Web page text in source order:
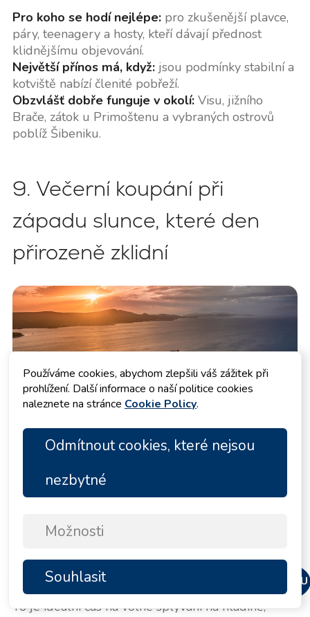
Pro koho se hodí nejlépe:pro zkušenější plavce,
páry, teenagery a hosty, kteří dávají přednost
klidnějšímu objevování.
Největší přínos má, když:jsou podmínky stabilní a
kotviště nabízí členité pobřeží.
Obzvlášť dobře funguje v okolí:Visu, jižního
Brače, zátok u Primoštenu a vybraných ostrovů
poblíž Šibeniku.
9. Večerní koupání při
západu slunce, které den
přirozeně zklidní
Pozdní odpoledne v Chorvatsku přináší na vodě
úplně jiné tempo. Vedro polevuje, světlo měkne a
proměňovat každou zastávku na koupání v další
jedním z nejkrásnějších okamžiků, kdy se znovu
vrátit do vody.
To je ideální čas na volné splývání na hladině,
NAHORU
Používáme cookies, abychom zlepšili váš zážitek při
prohlížení. Další informace o naší politice cookies
naleznete na stránce Cookie Policy.
Odmítnout cookies, které nejsou
nezbytné
Možnosti
Souhlasit